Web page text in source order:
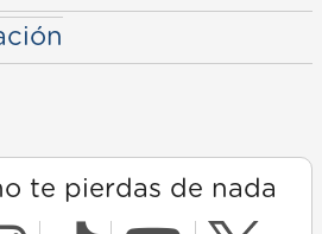
te pierdas de nada